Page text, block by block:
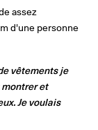
assez
d'une personne
vêtements je
et
Je voulais